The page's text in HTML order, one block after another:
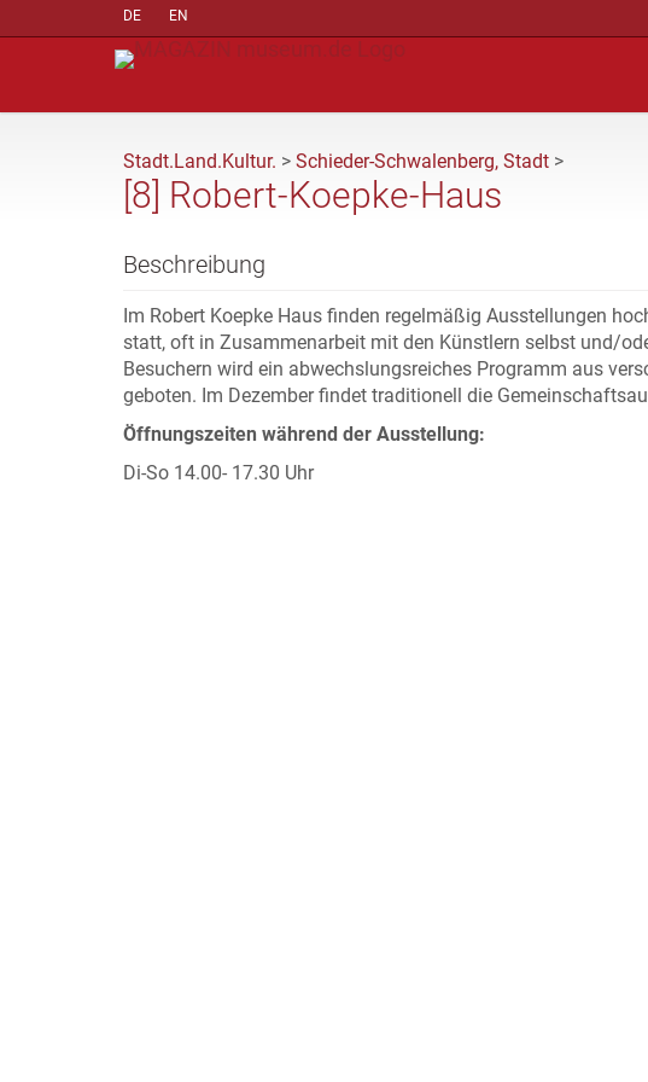
DE EN
Stadt.Land.Kultur. > Schieder-Schwalenberg, Stadt >
[8] Robert-Koepke-Haus
Beschreibung
Im Robert Koepke Haus finden regelmäßig Ausstellungen
statt, oft in Zusammenarbeit mit den Künstlern selbst und/
Besuchern wird ein abwechslungsreiches Programm aus
geboten. Im Dezember findet traditionell die
Öffnungszeiten während der Ausstellung:
Di-So 14.00- 17.30 Uhr